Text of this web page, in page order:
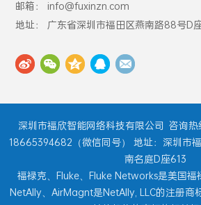
邮箱： info@fuxinzn.com
地址： 广东省深圳市福田区燕南路88号D
深圳市福欣智能网络科技有限公司 咨询热
18665394682（微信同号） 地址：深圳市
南名庭D座613
福禄克、Fluke、Fluke Networks是美国福
NetAlly、AirMagnt是NetAlly, LLC的注册商